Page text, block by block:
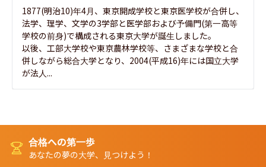
1877(明治10)年4月、東京開成学校と東京医学校が合併し、
法学、理学、文学の3学部と医学部および予備門(第一高等
学校の前身)で構成される東京大学が誕生しました。
以後、工部大学校や東京農林学校等、さまざまな学校と合
併しながら総合大学となり、2004(平成16)年には国立大学
が法人...
合格への第一歩
あなたの夢の大学、見つけよう！